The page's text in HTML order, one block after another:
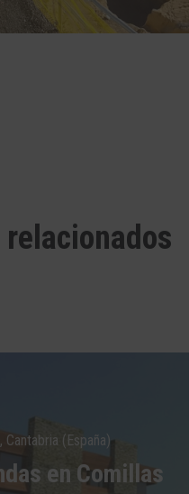
Cantabria (España)
en Comillas